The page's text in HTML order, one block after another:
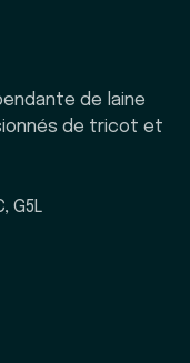
de laine
de tricot et
G5L